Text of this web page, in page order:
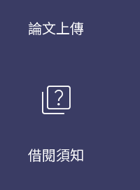
論文上傳
quiz
借閱須知